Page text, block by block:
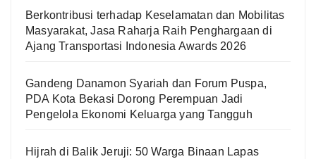
Berkontribusi terhadap Keselamatan dan Mobilitas
Masyarakat, Jasa Raharja Raih Penghargaan di
Ajang Transportasi Indonesia Awards 2026
Gandeng Danamon Syariah dan Forum Puspa,
PDA Kota Bekasi Dorong Perempuan Jadi
Pengelola Ekonomi Keluarga yang Tangguh
Hijrah di Balik Jeruji: 50 Warga Binaan Lapas